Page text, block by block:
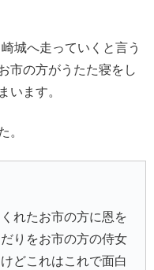
城へ走っていくと言う
市の方がうたた寝をし
います。
。
れたお市の方に恩を
りをお市の方の侍女
どこれはこれで面白